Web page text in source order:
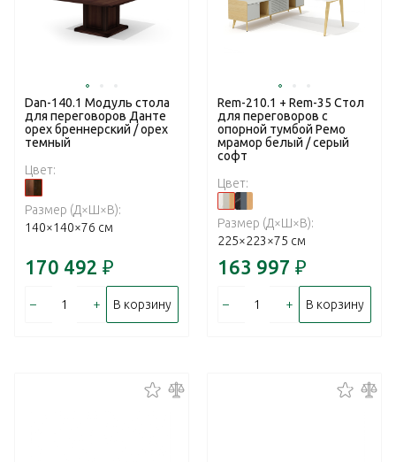
Dan-140.1 Модуль стола
для переговоров Данте
орех бреннерский / орех
темный
Цвет:
Размер (Д×Ш×В):
140×140×76 см
170 492 ₽
– + В корзину
Rem-210.1 + Rem-35 Стол
для переговоров с
опорной тумбой Ремо
мрамор белый / серый
софт
Цвет:
Размер (Д×Ш×В):
225×223×75 см
163 997 ₽
– + В корзину